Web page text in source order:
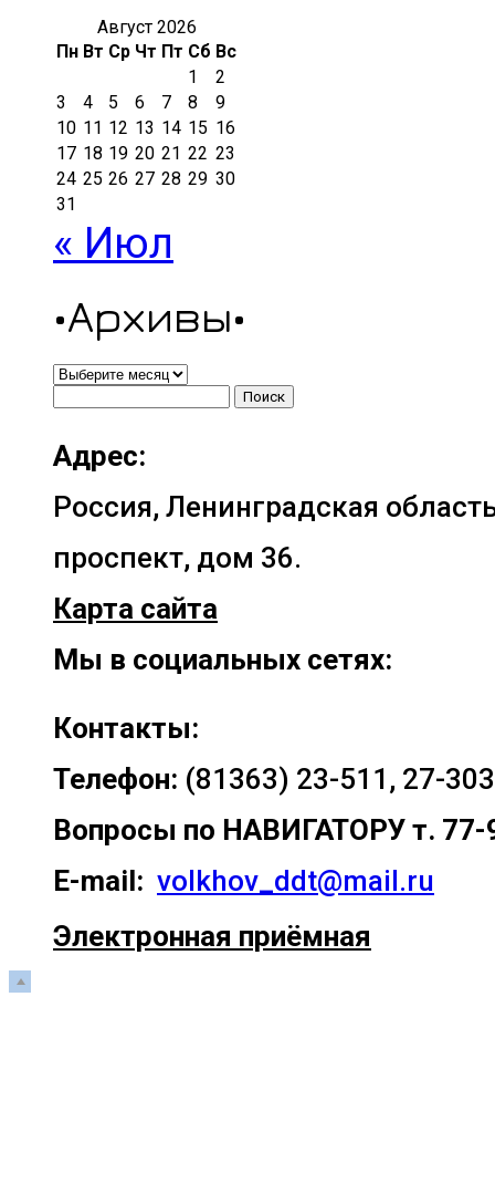
Август 2026
Пн Вт Ср Чт Пт Сб Вс
1
2
3
4 5 6 7 8
9
10 11 12 13 14 15 16
17 18 19 20 21 22 23
24 25 26 27 28 29 30
31
« Июл
•Архивы•
•Архивы•
Адрес:
Россия, Ленинградская
проспект, дом 36.
Карта сайта
Мы в социальных сетях:
Контакты:
Телефон: (81363) 23-511, 27-303
Вопросы по НАВИГАТОРУ т. 77-
E-mail: volkhov_ddt@mail.ru
Электронная приёмная